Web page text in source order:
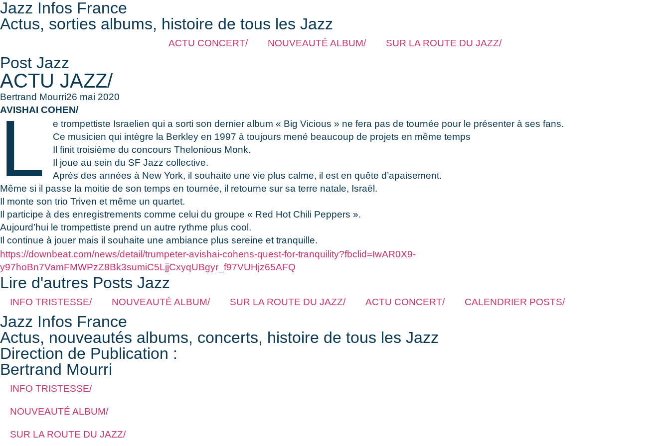
Jazz Infos France
Actus, sorties albums, histoire de tous les Jazz
ACTU CONCERT/ NOUVEAUTÉ ALBUM/ SUR LA ROUTE DU JAZZ/
Post Jazz
ACTU JAZZ/
Bertrand Mourri26 mai 2020
AVISHAI COHEN/
L
e trompettiste Israelien qui a sorti son dernier album « Big Vicious » ne fera pas de tournée pour le présenter à ses fans.
Ce musicien qui intègre la Berkley en 1997 à toujours mené beaucoup de projets en même temps
Il finit troisième du concours Thelonious Monk.
Il joue au sein du SF Jazz collective.
Après des années à New York, il souhaite une vie plus calme, il est en quête d’apaisement.
Même si il passe la moitie de son temps en tournée, il retourne sur sa terre natale, Israël.
Il monte son trio Triven et même un quartet.
Il participe à des enregistrements comme celui du groupe « Red Hot Chili Peppers ».
Aujourd’hui le trompettiste prend un autre rythme plus cool.
Il continue à jouer mais il souhaite une ambiance plus sereine et tranquille.
https://downbeat.com/news/detail/trumpeter-avishai-cohens-quest-for-tranquility?fbclid=IwAR0X9-
y97hoBn7VamFMWPzZ8Bk3sumiC5LjjCxyqUBgyr_f97VUHjz65AFQ
Lire d'autres Posts Jazz
INFO TRISTESSE/ NOUVEAUTÉ ALBUM/ SUR LA ROUTE DU JAZZ/ ACTU CONCERT/ CALENDRIER POSTS/
Jazz Infos France
Actus, nouveautés albums, concerts, histoire de tous les Jazz
Direction de Publication :
Bertrand Mourri
INFO TRISTESSE/
NOUVEAUTÉ ALBUM/
SUR LA ROUTE DU JAZZ/